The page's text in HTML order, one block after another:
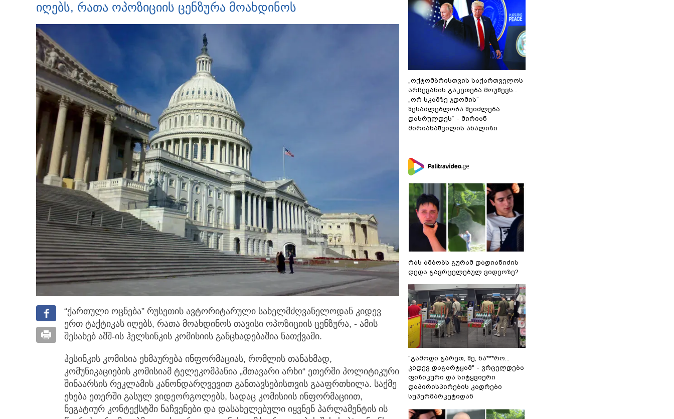
იღებს, რათა ოპოზიციის ცენზურა მოახდინოს
“ქართული ოცნება” რუსეთის ავტორიტარული სახელმძღვანელოდან კიდევ
ერთ ტაქტიკას იღებს, რათა მოახდინოს თავისი ოპოზიციის ცენზურა, - ამის
შესახებ აშშ-ის ჰელსინკის კომისიის განცხადებაშია ნათქვამი.
ჰესინკის კომისია ეხმაურება ინფორმაციას, რომლის თანახმად,
კომუნიკაციების კომისიამ ტელეკომპანია „მთავარი არხი“ ეთერში პოლიტიკური
შინაარსის რეკლამის კანონდარღვევით განთავსებისთვის გააფრთხილა. საქმე
ეხება ეთერში გასულ ვიდეორგოლებს, სადაც კომისიის ინფორმაციით,
ნეგატიურ კონტექსტში ნაჩვენები და დასახელებული იყვნენ პარლამენტის ის
„ოქტომბრისთვის საქართველოს
არჩევანის გაკეთება მოუწევს...
„ორ სკამზე ჯდომის“
შესაძლებლობა შეიძლება
დასრულდეს“ - მირიან
მირიანაშვილის ანალიზი
რას ამბობს გურამ დადიანიძის
დედა გავრცელებულ ვიდეოზე?
"გამოდი გარეთ, შე, ნა***რო...
კიდევ დაგარტყამ" - ვრცელდება
ფიზიკური და სიტყვიერი
დაპირისპირების კადრები
სუპერმარკეტიდან